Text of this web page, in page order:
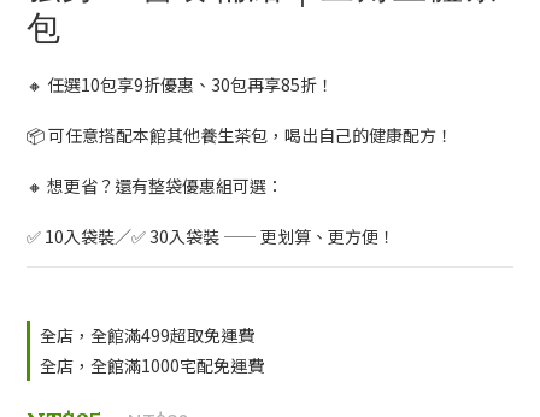
包
🔸 任選10包享9折優惠、30包再享85折！
📦 可任意搭配本館其他養生茶包，喝出自己的健康配方！
🔸 想更省？還有整袋優惠組可選：
✅ 10入袋裝／✅ 30入袋裝 —— 更划算、更方便！
全店，全館滿499超取免運費
全店，全館滿1000宅配免運費